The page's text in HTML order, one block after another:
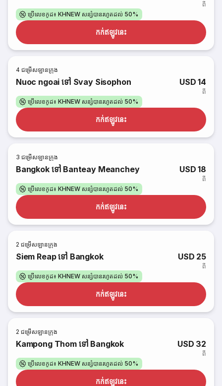
ពី
ប្រើលេខកូដ៖ KHNEW សន្សំបានរហូតដល់ 50%
កក់​ឥឡូវនេះ
4 ជម្រើសឡានក្រុង
Nuoc ngoai ទៅ Svay Sisophon USD 14
ពី
ប្រើលេខកូដ៖ KHNEW សន្សំបានរហូតដល់ 50%
កក់​ឥឡូវនេះ
3 ជម្រើសឡានក្រុង
Bangkok ទៅ Banteay Meanchey USD 18
ពី
ប្រើលេខកូដ៖ KHNEW សន្សំបានរហូតដល់ 50%
កក់​ឥឡូវនេះ
2 ជម្រើសឡានក្រុង
Siem Reap ទៅ Bangkok USD 25
ពី
ប្រើលេខកូដ៖ KHNEW សន្សំបានរហូតដល់ 50%
កក់​ឥឡូវនេះ
2 ជម្រើសឡានក្រុង
Kampong Thom ទៅ Bangkok USD 32
ពី
ប្រើលេខកូដ៖ KHNEW សន្សំបានរហូតដល់ 50%
កក់​ឥឡូវនេះ